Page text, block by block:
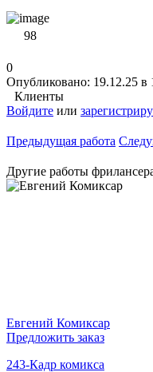
98
0
Опубликовано: 19.12.25 в
Клиенты
Войдите или
Предыдущая работа
Другие работы
Евгений Комиксар
Предложить заказ
243-Кадр комикса